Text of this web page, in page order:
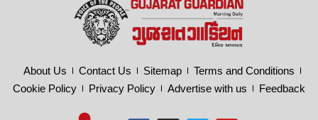
About Us Contact Us Sitemap
Terms and Conditions
Cookie Policy
Privacy Policy Advertise with us Feedback